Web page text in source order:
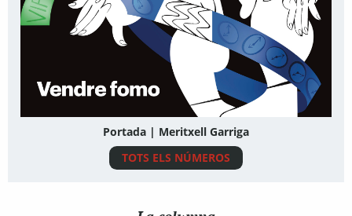
Portada | Meritxell Garriga
TOTS ELS NÚMEROS